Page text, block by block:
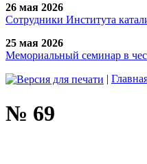
26 мая 2026
Сотрудники Института
25 мая 2026
Мемориальный семинар в
|
№ 69